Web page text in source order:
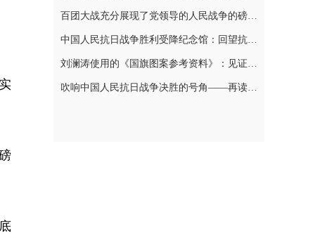
百团大战充分展现了党领导的人民战争的磅礴力量
中国人民抗日战争胜利受降纪念馆：回望抗战烽火，珍视和平岁月
刘澜涛使用的《国旗图案参考资料》：见证为党和人民的事业奋斗的一生
吹响中国人民抗日战争决胜的号角——再读毛泽东《对日寇的最后一战》